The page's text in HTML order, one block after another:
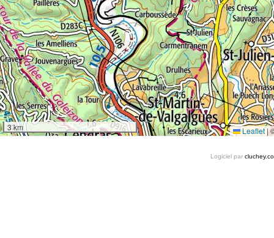
3 km Leaflet |
Logiciel par